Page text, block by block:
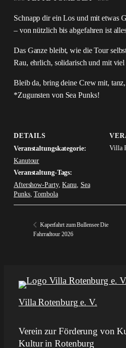
Schnapp dir ein Los und mit etwas
– von nützlich bis abgefahren ist
Das Ganze bleibt, wie die Tour
Rau, ehrlich, solidarisch und mit
Bleib da, bring deine Crew mit,
*Zugunsten von Sea Punks!
DETAILS
Veranstaltungskategorie:
Kanutour
Veranstaltung-Tags:
Aftershow-Party,Kanu, Sea
Punks,Tombola
Villa
Kaperfahrt zum Bullensee Die
Fahrradtour 2026
Villa Rotenburg e. V.
Verein zur Förderung von
Kultur in Rotenburg